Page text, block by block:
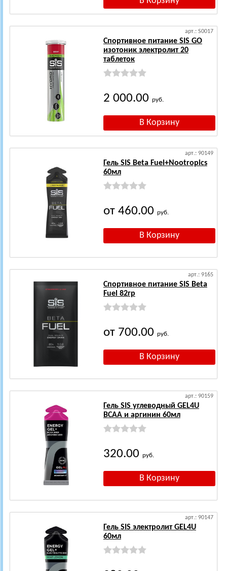
арт.: S0017
Спортивное питание SIS GO
изотоник электролит 20
таблеток
2 000.00 руб.
арт.: 90149
Гель SIS Beta Fuel+Nootropics
60мл
от 460.00 руб.
арт.: 9165
Спортивное питание SIS Beta
Fuel 82гр
от 700.00 руб.
арт.: 90159
Гель SIS углеводный GEL4U
BCAA и аргинин 60мл
320.00 руб.
арт.: 90147
Гель SIS электролит GEL4U
60мл